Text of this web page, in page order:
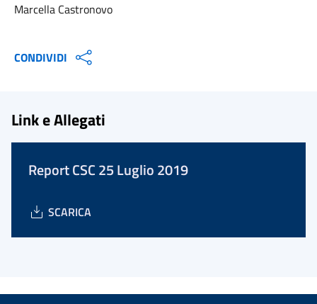
Marcella Castronovo
CONDIVIDI
Link e Allegati
Report CSC 25 Luglio 2019
SCARICA